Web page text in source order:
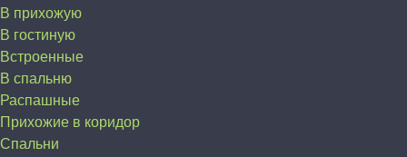
В прихожую
В гостиную
Встроенные
В спальню
Распашные
Прихожие в коридор
Спальни